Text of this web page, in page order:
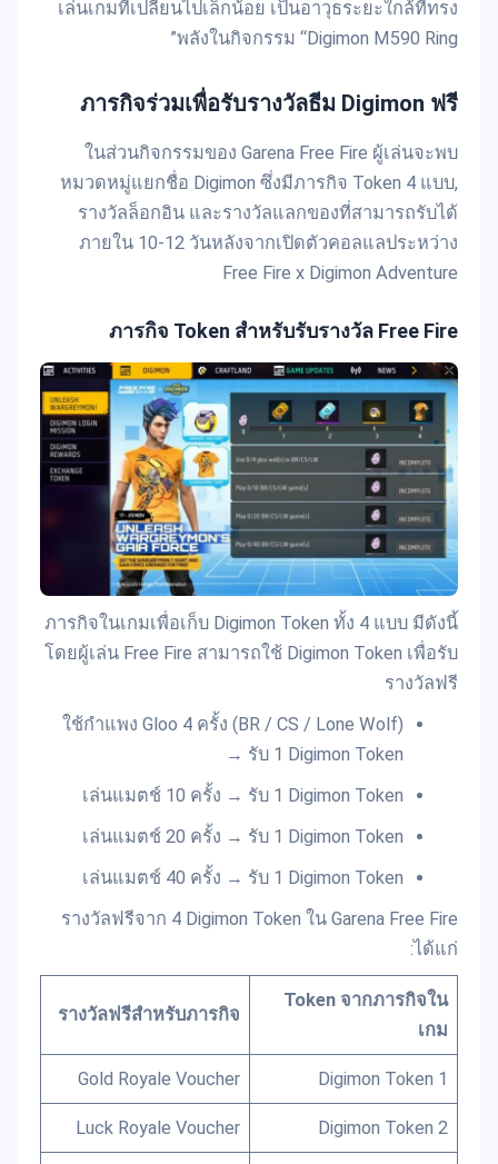
เล่นเกมที่เปลี่ยนไปเล็กน้อย เป็นอาวุธระยะใกล้ที่ทรง
พลังในกิจกรรม “Digimon M590 Ring”
ภารกิจร่วมเพื่อรับรางวัลธีม Digimon ฟรี
ในส่วนกิจกรรมของ Garena Free Fire ผู้เล่นจะพบ
หมวดหมู่แยกชื่อ Digimon ซึ่งมีภารกิจ Token 4 แบบ,
รางวัลล็อกอิน และรางวัลแลกของที่สามารถรับได้
ภายใน 10-12 วันหลังจากเปิดตัวคอลแลประหว่าง
Free Fire x Digimon Adventure
ภารกิจ Token สำหรับรับรางวัล Free Fire
ภารกิจในเกมเพื่อเก็บ Digimon Token ทั้ง 4 แบบ มีดังนี้
โดยผู้เล่น Free Fire สามารถใช้ Digimon Token เพื่อรับ
รางวัลฟรี
ใช้กำแพง Gloo 4 ครั้ง (BR / CS / Lone Wolf)
→ รับ 1 Digimon Token
เล่นแมตช์ 10 ครั้ง → รับ 1 Digimon Token
เล่นแมตช์ 20 ครั้ง → รับ 1 Digimon Token
เล่นแมตช์ 40 ครั้ง → รับ 1 Digimon Token
รางวัลฟรีจาก 4 Digimon Token ใน Garena Free Fire
ได้แก่:
Token จากภารกิจใน
เกม
รางวัลฟรีสำหรับภารกิจ
1 Digimon Token
Gold Royale Voucher
2 Digimon Token
Luck Royale Voucher